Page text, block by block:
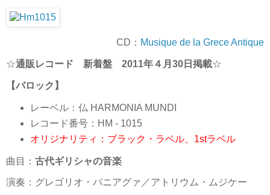
CD： Musique de la Grece Antique
☆通販レコード 新着盤 2011年４月30日掲載☆
【バロック】
レーベル：仏 HARMONIA MUNDI
レコード番号：HM - 1015
オリジナリティ：ブラック・ラベル、1stラベル
曲目： 古代ギリシャの音楽
演奏：グレゴリオ・パニアグァ／アトリウム・ムジケー